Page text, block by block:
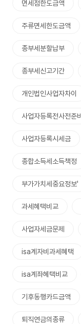
면세점한도금액
주류면세한도금액
종부세분할납부
종부세신고기간
개인법인사업자차이
사업자등록전사전준비
사업자등록시세금
종합소득세소득책정
부가가치세중요정보'
과세혜택비교
사업자세금문제
isa계자비과세혜택
isa계좌혜택비교
기후동행카드금액
퇴직연금의종류